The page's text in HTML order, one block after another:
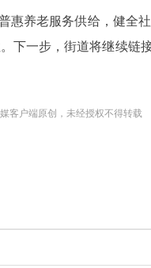
养老服务供给，健全
下一步，街道将继续
客户端原创，未经授权不得转载